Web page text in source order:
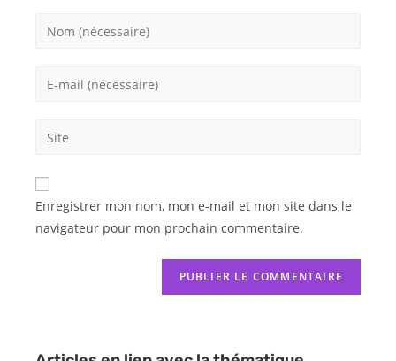
Enregistrer mon nom, mon e-mail et mon site dans le
navigateur pour mon prochain commentaire.